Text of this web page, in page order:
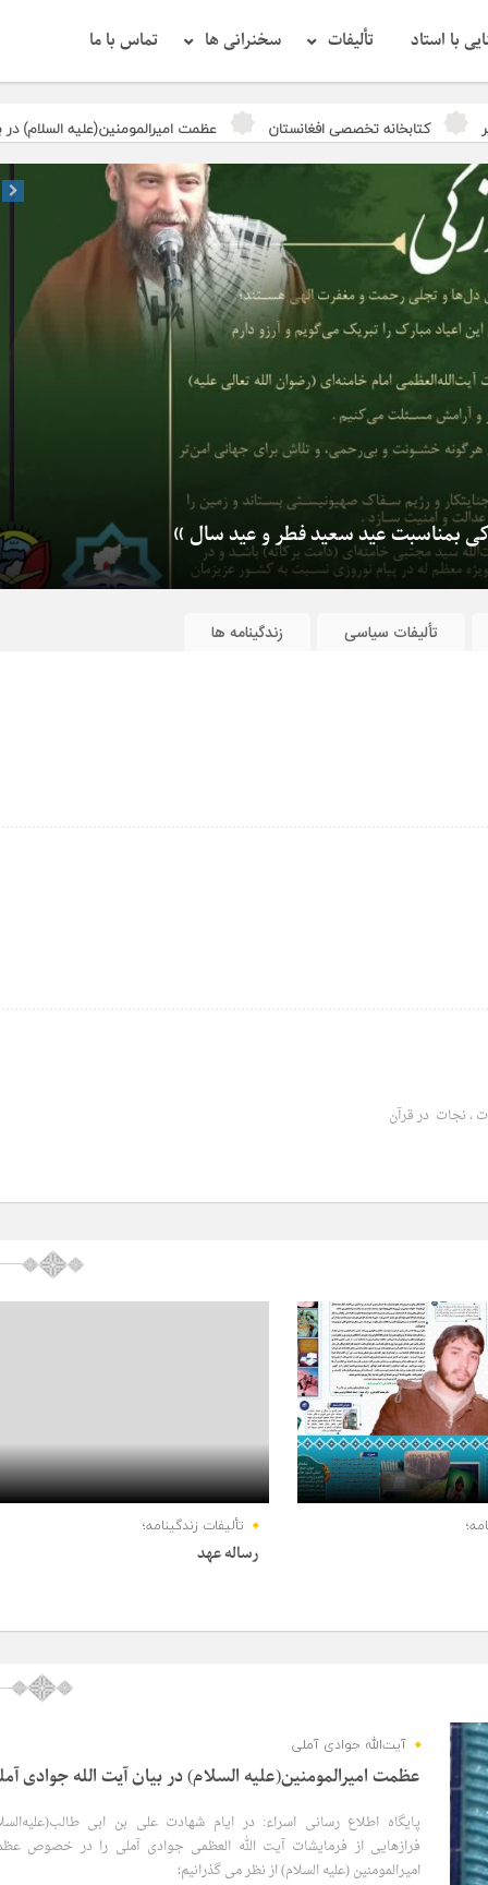
با استاد تألیفات سخنرانی ها تماس با ما
عظمت امیرالمومنین(علیه السلام) در بیان آیت الله جوادی آملی
بمناسبت عید سعید فطر و عید سال »
تألیفات سیاسی زندگینامه ها
، نجات در قرآن
27 دسامبر 2021
تألیفات زندگینامه؛
رساله عهد
آیت‌الله جوادی آملی
عظمت امیرالمومنین(علیه السلام) در بیان آیت الله جوادی
پایگاه اطلاع رسانی اسراء: در ایام شهادت علی بن ابی
فرازهایی از فرمایشات آیت الله العظمی جوادی آملی را در خصوص
امیرالمومنین (علیه السلام) از نظر می گذرانیم؛